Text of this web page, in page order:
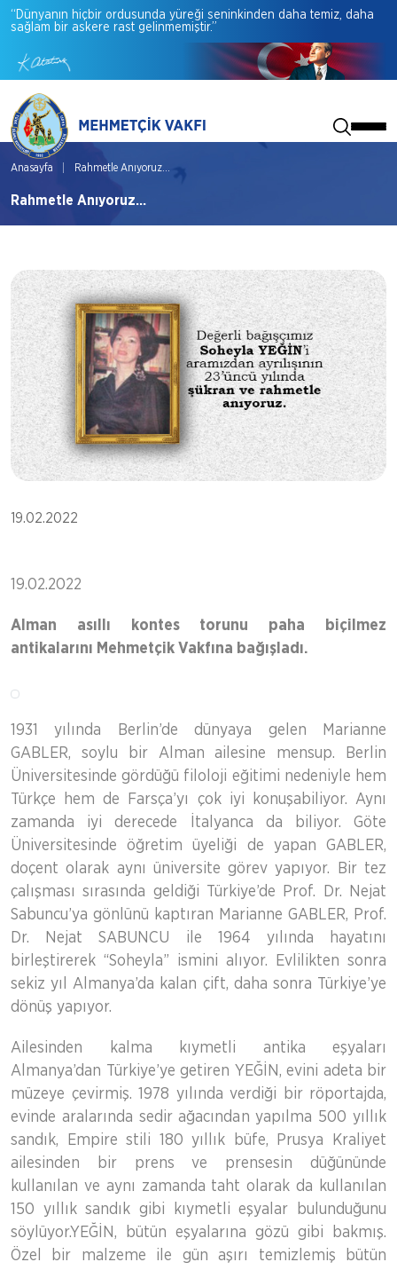
“Dünyanın hiçbir ordusunda yüreği seninkinden daha temiz, daha
sağlam bir askere rast gelinmemiştir.”
Anasayfa Rahmetle Anıyoruz...
Rahmetle Anıyoruz...
19.02.2022
19.02.2022
Alman asıllı kontes torunu paha biçilmez
antikalarını Mehmetçik Vakfına bağışladı.
1931 yılında Berlin’de dünyaya gelen Marianne
GABLER, soylu bir Alman ailesine mensup. Berlin
Üniversitesinde gördüğü filoloji eğitimi nedeniyle hem
Türkçe hem de Farsça’yı çok iyi konuşabiliyor. Aynı
zamanda iyi derecede İtalyanca da biliyor. Göte
Üniversitesinde öğretim üyeliği de yapan GABLER,
doçent olarak aynı üniversite görev yapıyor. Bir tez
çalışması sırasında geldiği Türkiye’de Prof. Dr. Nejat
Sabuncu’ya gönlünü kaptıran Marianne GABLER, Prof.
Dr. Nejat SABUNCU ile 1964 yılında hayatını
birleştirerek “Soheyla” ismini alıyor. Evlilikten sonra
sekiz yıl Almanya’da kalan çift, daha sonra Türkiye’ye
dönüş yapıyor.
Ailesinden kalma kıymetli antika eşyaları
Almanya’dan Türkiye’ye getiren YEĞİN, evini adeta bir
müzeye çevirmiş. 1978 yılında verdiği bir röportajda,
evinde aralarında sedir ağacından yapılma 500 yıllık
sandık, Empire stili 180 yıllık büfe, Prusya Kraliyet
ailesinden bir prens ve prensesin düğününde
kullanılan ve aynı zamanda taht olarak da kullanılan
150 yıllık sandık gibi kıymetli eşyalar bulunduğunu
söylüyor.YEĞİN, bütün eşyalarına gözü gibi bakmış.
Özel bir malzeme ile gün aşırı temizlemiş bütün